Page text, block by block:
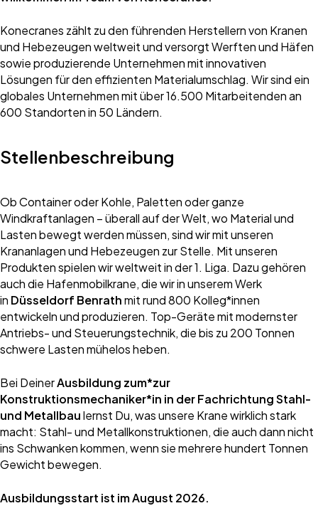
Konecranes zählt zu den führenden Herstellern von Kranen
und Hebezeugen weltweit und versorgt Werften und Häfen
sowie produzierende Unternehmen mit innovativen
Lösungen für den effizienten Materialumschlag. Wir sind ein
globales Unternehmen mit über 16.500 Mitarbeitenden an
600 Standorten in 50 Ländern.
Stellenbeschreibung
Ob Container oder Kohle, Paletten oder ganze
Windkraftanlagen – überall auf der Welt, wo Material und
Lasten bewegt werden müssen, sind wir mit unseren
Krananlagen und Hebezeugen zur Stelle. Mit unseren
Produkten spielen wir weltweit in der 1. Liga. Dazu gehören
auch die Hafenmobilkrane, die wir in unserem Werk
in Düsseldorf Benrathmit rund 800 Kolleg*innen
entwickeln und produzieren. Top-Geräte mit modernster
Antriebs- und Steuerungstechnik, die bis zu 200 Tonnen
schwere Lasten mühelos heben.
Bei DeinerAusbildung zum*zur
Konstruktionsmechaniker*in in der Fachrichtung Stahl-
und Metallbaulernst Du, was unsere Krane wirklich stark
macht: Stahl- und Metallkonstruktionen, die auch dann nicht
ins Schwanken kommen, wenn sie mehrere hundert Tonnen
Gewicht bewegen.
Ausbildungsstart ist im August 2026.